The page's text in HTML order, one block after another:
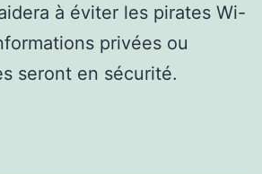
à éviter les pirates Wi-
privées ou
seront en sécurité.